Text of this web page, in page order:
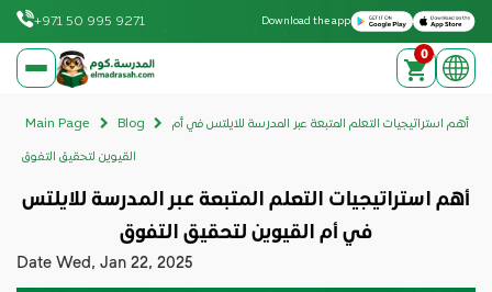
Download on the Apple App Store
Get it on Google Play
Download the app
+971 50 995 9271
elmadrasah.com home 0
Main Page Blog أهم استراتيجيات التعلم المتبعة عبر المدرسة للايلتس في أم
القيوين لتحقيق التفوق
أهم استراتيجيات التعلم المتبعة عبر المدرسة للايلتس
في أم القيوين لتحقيق التفوق
Date Wed, Jan 22, 2025